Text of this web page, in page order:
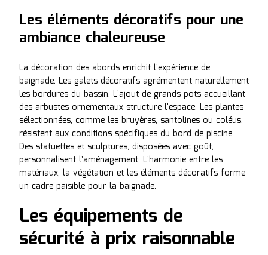
Les éléments décoratifs pour une
ambiance chaleureuse
La décoration des abords enrichit l'expérience de
baignade. Les galets décoratifs agrémentent naturellement
les bordures du bassin. L'ajout de grands pots accueillant
des arbustes ornementaux structure l'espace. Les plantes
sélectionnées, comme les bruyères, santolines ou coléus,
résistent aux conditions spécifiques du bord de piscine.
Des statuettes et sculptures, disposées avec goût,
personnalisent l'aménagement. L'harmonie entre les
matériaux, la végétation et les éléments décoratifs forme
un cadre paisible pour la baignade.
Les équipements de
sécurité à prix raisonnable